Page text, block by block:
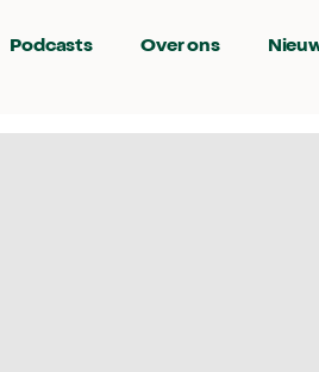
Podcasts Over ons